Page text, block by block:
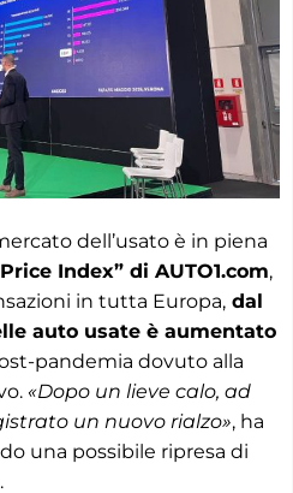
dell’usato è in piena
Index” di AUTO1.com,
in tutta Europa, dal
auto usate è aumentato
pandemia dovuto alla
«Dopo un lieve calo, ad
un nuovo rialzo», ha
una possibile ripresa di